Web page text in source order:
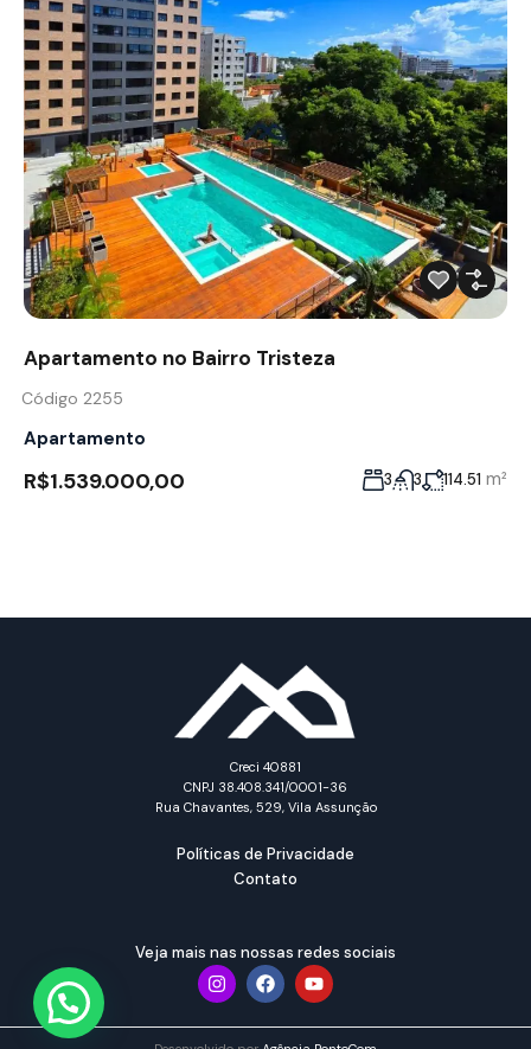
Apartamento no Bairro Tristeza
Código 2255
Apartamento
R$1.539.000,00 3 3 114.51 m²
Creci 40881
CNPJ 38.408.341/0001-36
Rua Chavantes, 529, Vila Assunção
Políticas de Privacidade
Contato
Veja mais nas nossas redes sociais